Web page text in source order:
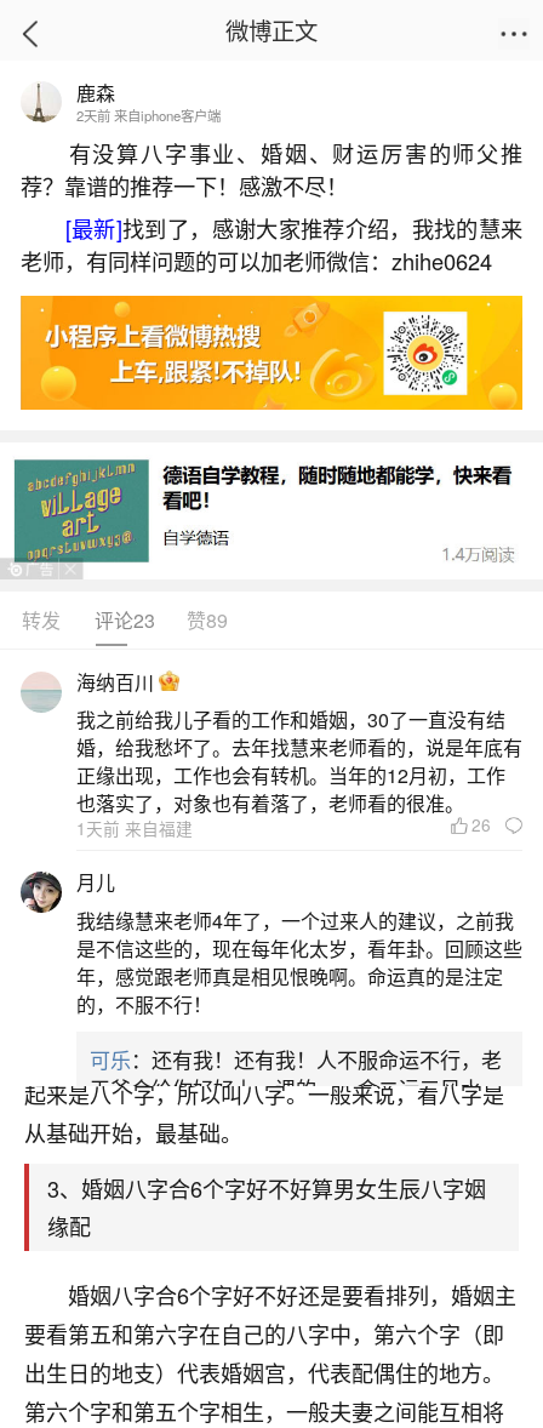
首页
姻缘八字配对多少个字？
2026-05-28 14:42:32 13 8 赞
生活中像姻缘八字配对多少个字？都是很常见
的问题，但是小问题不注意可能会引起大麻烦，下
面就这个问题给大家做一些解读：
1、夫妻看八字几个字最好匹配四柱分析婚配
八字合婚之中，若是夫妻双方的有四字可以相
合的话，就是比较理想的婚配。是要能把日支给合
上，因为日支代表的是配偶。而能够合上五个字，
的配对，是八字之中有六字相合的夫妻。这样双方
既有不少的共同点，也不会因为过于相似，而容易
对彼此产生厌倦的情绪。当然，好的配对，
2、姻缘八字合婚看八字合几个字算好
一般来说，看八字合好了四个就已经很好了，
基本上是不可能八个字全合上的，能够合上五个
字，已经可以称作天合之作了。什么叫八字呢？八
字，也叫四柱，是从历法查出的天干地支八个字，
用天地天干地支表示人出生的年、月、日、时，合
起来是八个字，所以叫八字。一般来说，看八字是
从基础开始，最基础。
3、婚姻八字合6个字好不好算男女生辰八字姻
缘配
婚姻八字合6个字好不好还是要看排列，婚姻主
要看第五和第六字在自己的八字中，第六个字（即
出生日的地支）代表婚姻宫，代表配偶住的地方。
第六个字和第五个字相生，一般夫妻之间能互相将
微博正文
鹿森
2天前 来自iphone客户端
有没算八字事业、婚姻、财运厉害的师父推
荐？靠谱的推荐一下！感激不尽！
[最新]找到了，感谢大家推荐介绍，我找的慧来
老师，有同样问题的可以加老师微信：zhihe0624
转发 评论23 赞89
海纳百川
我之前给我儿子看的工作和婚姻，30了一直没有结
婚，给我愁坏了。去年找慧来老师看的，说是年底有
正缘出现，工作也会有转机。当年的12月初，工作
也落实了，对象也有着落了，老师看的很准。
1天前 来自福建 26
月儿
我结缘慧来老师4年了，一个过来人的建议，之前我
是不信这些的，现在每年化太岁，看年卦。回顾这些
年，感觉跟老师真是相见恨晚啊。命运真的是注定
的，不服不行！
可乐：还有我！还有我！人不服命运不行，老
天爷会给你好好上一课的。一命二运三风水，
哪样不服都不行！
平安是福：我也是每年找老师化太岁，看年
卦，认识老师3年了，都是缘分啊！
17分钟前 来自湖北
心若莲花
我是做餐饮的，这两年，生意屡屡受挫，店开一家关
一家，要么生意不好，生意好的就出事。前些年攒的
家底快败光了，真是倒霉！我也想找人看看到底怎么
回事？